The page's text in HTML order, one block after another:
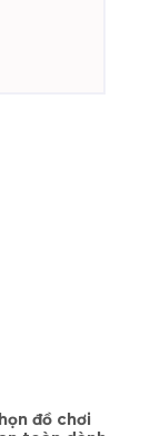
đồ chơi